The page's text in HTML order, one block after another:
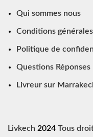
Qui sommes nous
Conditions
Politique de
Questions Réponses
Livreur sur
Livkech 2024Tous